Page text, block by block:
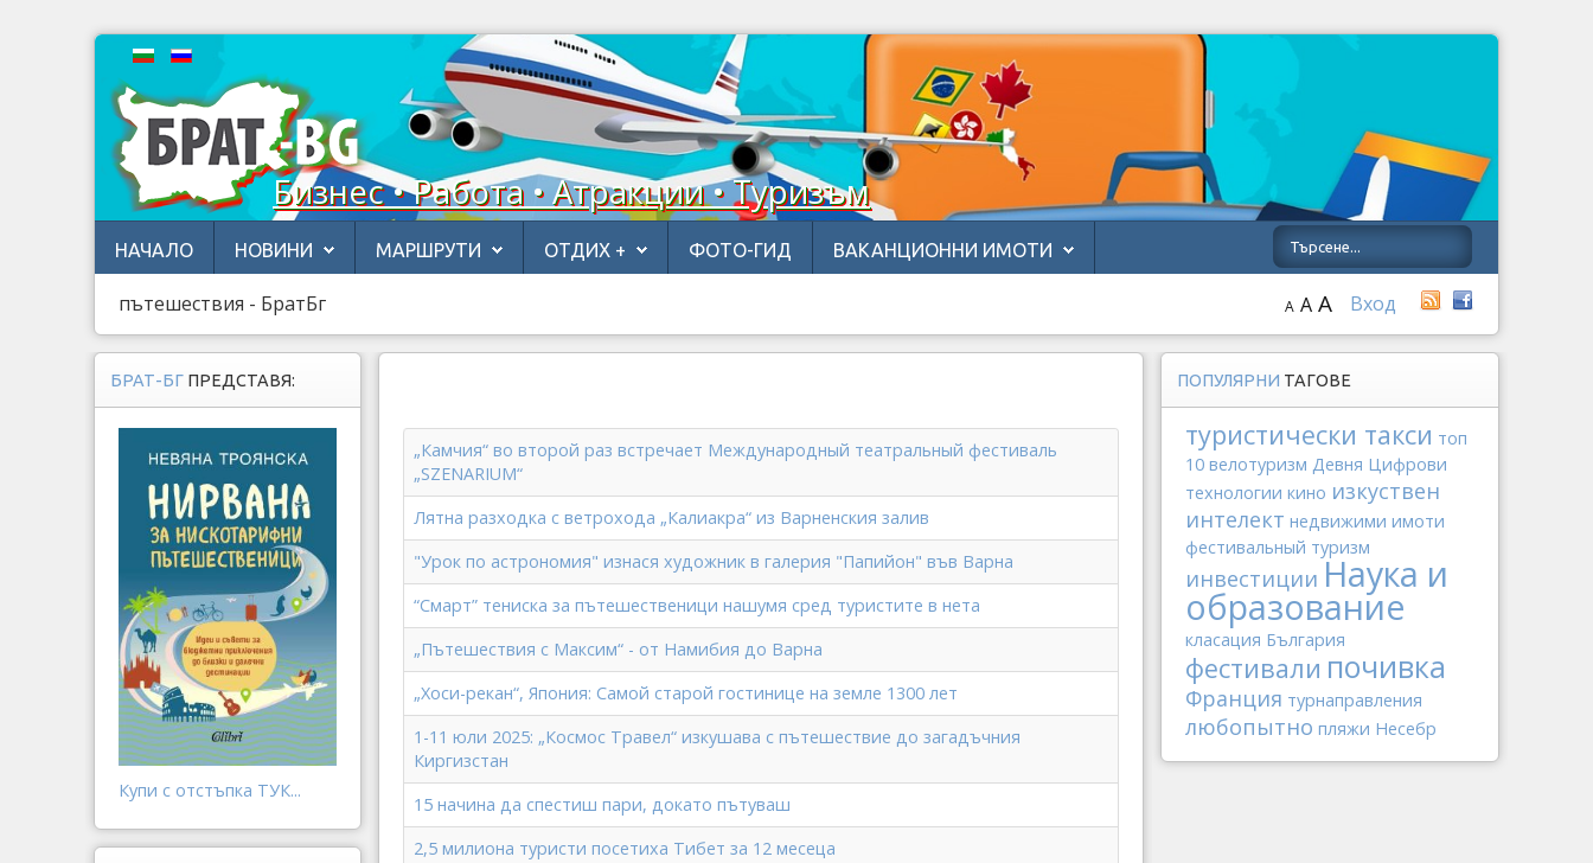
Бизнес • Работа • Атракции • Туризъм
НАЧАЛО НОВИНИ МАРШРУТИ ОТДИХ + ФОТО-ГИД ВАКАНЦИОННИ ИМОТИ
пътешествия - БратБг Вход
A A A
„Камчия“ во второй раз встречает Международный театральный фестиваль
„SZENARIUM“
Лятна разходка с ветрохода „Калиакра“ из Варненския залив
"Урок по астрономия" изнася художник в галерия "Папийон" във Варна
“Смарт” тениска за пътешественици нашумя сред туристите в нета
„Пътешествия с Максим“ - от Намибия до Варна
„Хоси-рекан“, Япония: Самой старой гостинице на земле 1300 лет
1-11 юли 2025: „Космос Травел“ изкушава с пътешествие до загадъчния
Киргизстан
15 начина да спестиш пари, докато пътуваш
2,5 милиона туристи посетиха Тибет за 12 месеца
БРАТ-БГ ПРЕДСТАВЯ:
Купи с отстъпка ТУК...
ПОПУЛЯРНИ ТАГОВЕ
туристически такси топ
10 велотуризм Девня Цифрови
технологии кино изкуствен
интелект недвижими имоти
фестивальный туризм
инвестиции Наука и
образование
класация България
фестивали почивка
Франция турнаправления
любопытно пляжи Несебр